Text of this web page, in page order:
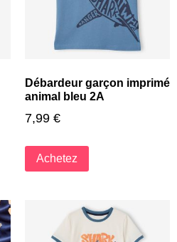
Débardeur garçon imprimé
animal bleu 2A
7,99 €
Achetez